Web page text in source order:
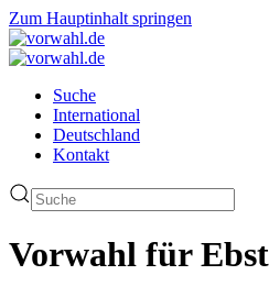
Zum Hauptinhalt springen
Suche
International
Deutschland
Kontakt
Vorwahl für